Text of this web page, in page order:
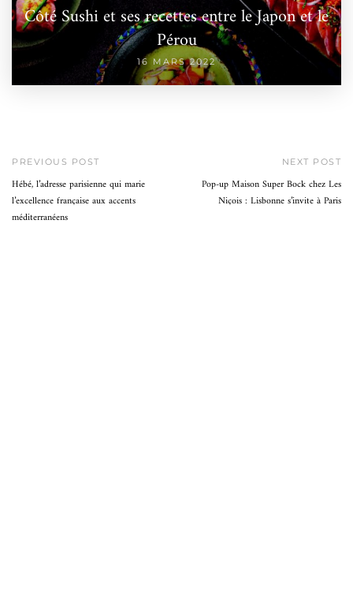
Côté Sushi et ses recettes entre le Japon et le
Pérou
16 MARS 2022
PREVIOUS POST
Hébé, l’adresse parisienne qui marie
l’excellence française aux accents
méditerranéens
NEXT POST
Pop-up Maison Super Bock chez Les
Niçois : Lisbonne s’invite à Paris